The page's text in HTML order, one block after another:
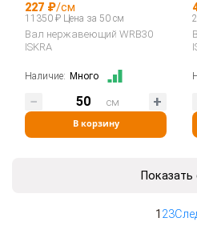
227 ₽/см
11350 ₽ Цена за 50 см
Вал нержавеющий WRB30
ISKRA
Наличие: Много
В корзину
см
1 23